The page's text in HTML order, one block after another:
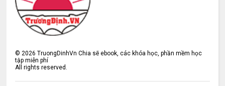
© 2026 TruongDinhVn Chia sẽ ebook, các khóa học, phần mềm học
tập miễn phí
All rights reserved.